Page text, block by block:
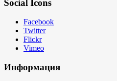
Social Icons
Facebook
Twitter
Flickr
Vimeo
Информация